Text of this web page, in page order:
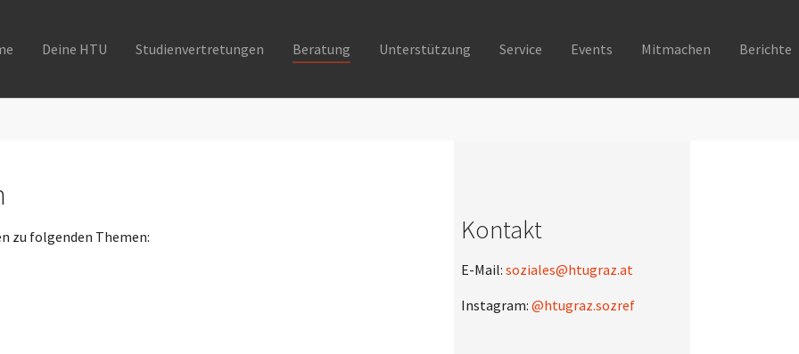
Deine HTU Studienvertretungen Beratung Unterstützung Service Events Mitmachen Berichte
zu folgenden Themen:
Kontakt
E-Mail: soziales@htugraz.at
Instagram: @htugraz.sozref